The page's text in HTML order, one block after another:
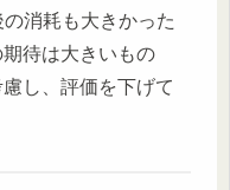
消耗も大きかった
待は大きいもの
し、評価を下げて